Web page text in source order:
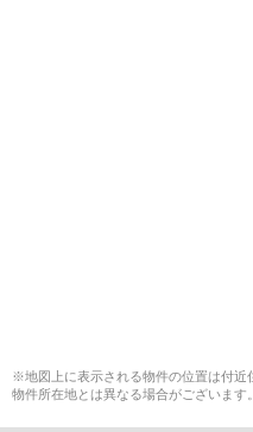
※地図上に表示される物件の位置は付近
物件所在地とは異なる場合がございます。